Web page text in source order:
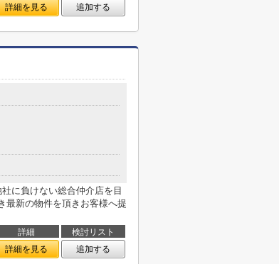
詳細を見る 追加する
に負けない総合仲介店を目
最新の物件を頂きお客様へ提
詳細
検討リスト
詳細を見る 追加する